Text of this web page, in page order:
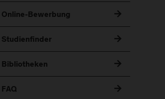
Online-Bewerbung
Studienfinder
Bibliotheken
FAQ